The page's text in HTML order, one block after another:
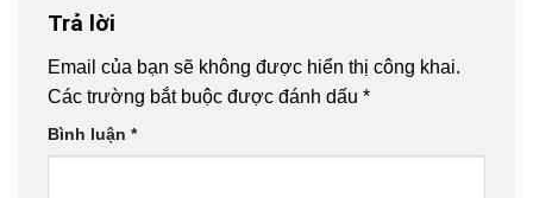
Trả lời
Email của bạn sẽ không được hiển thị công khai.
Các trường bắt buộc được đánh dấu *
Bình luận *